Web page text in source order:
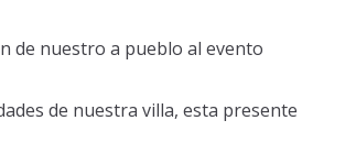
de nuestro a pueblo al evento
de nuestra villa, esta presente